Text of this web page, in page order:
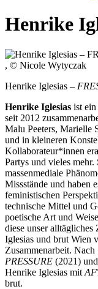
Henrike
, © Nicole Wytyczak
Henrike Iglesias –
Henrike Iglesias ist
seit 2012
Malu Peeters, Marielle
und in kleineren
Kollaborateur*innen
Partys und vieles
massenmediale
Missstände und haben
feministischen
technische Mittel und
poetische Art und
diese unser alltägliches
Iglesias und brut Wien
Zusammenarbeit. Nach
PRESSURE (2021)
Henrike Iglesias mit
brut.